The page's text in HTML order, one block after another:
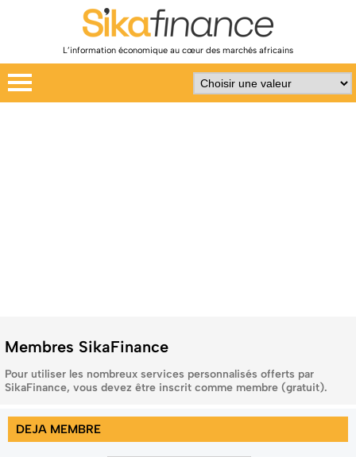
L’information économique au cœur des marchés africains
Membres SikaFinance
Pour utiliser les nombreux services personnalisés offerts par
SikaFinance, vous devez être inscrit comme membre (gratuit).
DEJA MEMBRE